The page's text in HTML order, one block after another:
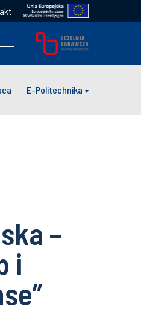
E-Politechnika
–
i